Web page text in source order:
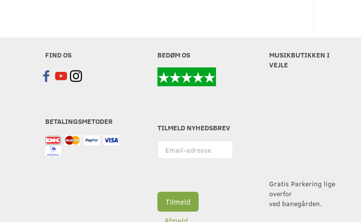
FIND OS
BETALINGSMETODER
BEDØM OS
TILMELD NYHEDSBREV
adresse
Tilmeld
MUSIKBUTIKKEN I
VEJLE
Gratis Parkering lige
overfor
ved banegården.